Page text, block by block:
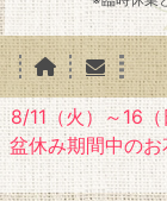
8/11（火）～16
盆休み期間中の